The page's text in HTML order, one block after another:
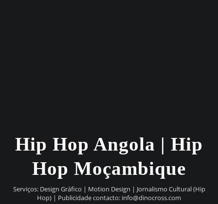
Hip Hop Angola | Hip
Hop Moçambique
Serviços: Design Gráfico | Motion Design | Jornalismo Cultural (Hip
Hop) | Publicidade contacto: info@dinocross.com